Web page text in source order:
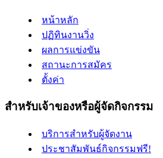
หน้าหลัก
ปฏิทินงานวิ่ง
ผลการแข่งขัน
สถานะการสมัคร
ตั้งค่า
สำหรับเจ้าของหรือผู้จัดกิจกรรม
บริการสำหรับผู้จัดงาน
ประชาสัมพันธ์กิจกรรมฟรี!